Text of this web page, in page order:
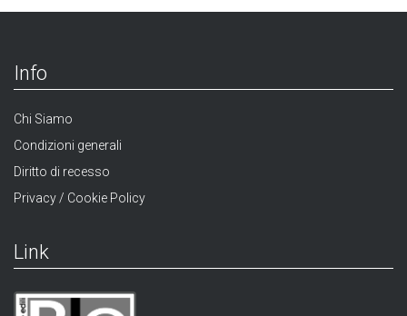
Info
Chi Siamo
Condizioni generali
Diritto di recesso
Privacy / Cookie Policy
Link